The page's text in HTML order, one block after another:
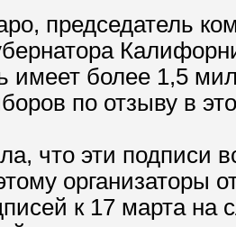
председатель
имеет более 1,5
по отзыву в
что эти
организаторы
к 17 марта на